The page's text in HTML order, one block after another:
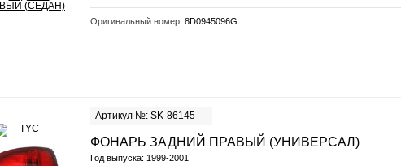
Оригинальный номер: 8D0945096G
Артикул №: SK-86145
ФОНАРЬ ЗАДНИЙ ПРАВЫЙ (УНИВЕРСАЛ)
Год выпуска: 1999-2001